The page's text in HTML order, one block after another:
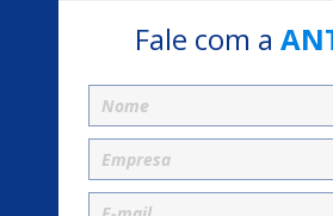
Fale com a